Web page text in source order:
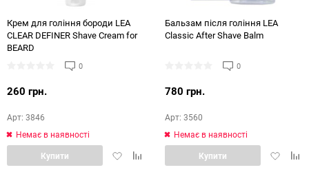
Крем для гоління бороди LEA
CLEAR DEFINER Shave Cream for
BEARD
0
260 грн.
Арт: 3846
Немає в наявності
ДодатиДодати
Купити
Бальзам після гоління LEA
Classic After Shave Balm
0
780 грн.
Арт: 3560
Немає в наявності
Додати
Купити